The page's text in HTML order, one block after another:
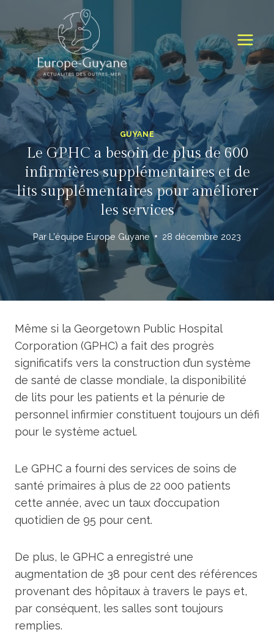
content
GUYANE
Le GPHC a besoin de plus de 600
infirmières supplémentaires et de
lits supplémentaires pour améliorer
les services
Par L'équipe Europe Guyane 28 décembre 2023
Même si la Georgetown Public Hospital
Corporation (GPHC) a fait des progrès
significatifs vers la construction d’un système
de santé de classe mondiale, la disponibilité
de lits pour les patients et la pénurie de
personnel infirmier constituent toujours un défi
pour le système actuel.
Le GPHC a fourni des services de soins de
santé primaires à plus de 22 000 patients
cette année, avec un taux d’occupation
quotidien de 95 pour cent.
De plus, le GPHC a enregistré une
augmentation de 38 pour cent des références
provenant des hôpitaux à travers le pays et,
par conséquent, les salles sont toujours
remplies.